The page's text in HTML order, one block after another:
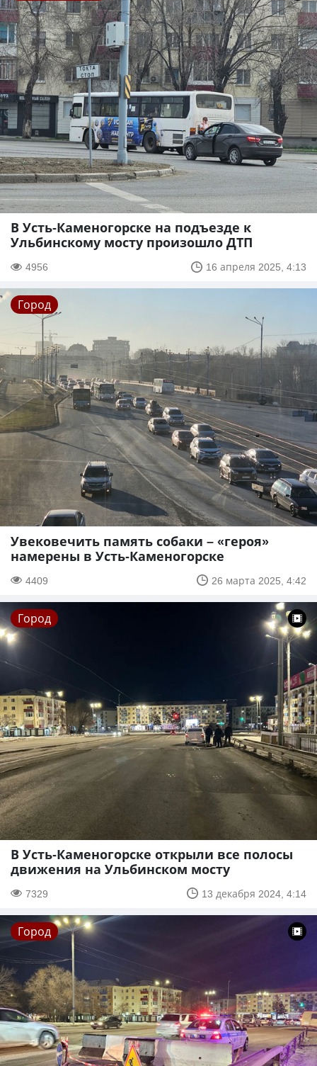
В Усть-Каменогорске на подъезде к
Ульбинскому мосту произошло ДТП
4956 16 апреля 2025, 4:13
Город
Увековечить память собаки – «героя»
намерены в Усть-Каменогорске
4409 26 марта 2025, 4:42
Город
В Усть-Каменогорске открыли все полосы
движения на Ульбинском мосту
7329 13 декабря 2024, 4:14
Город